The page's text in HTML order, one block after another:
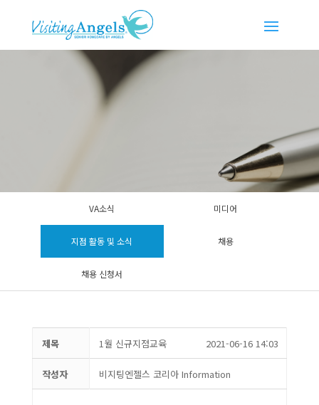
VA소식 미디어
지점 활동 및 소식 채용
채용 신청서
제목 1월 신규지점교육 2021-06-16 14:03
작성자 비지팅엔젤스 코리아 Information